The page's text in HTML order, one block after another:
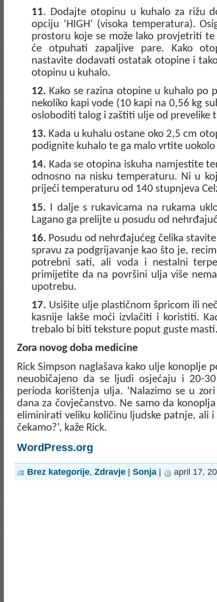
11. Dodajte otopinu u kuhalo za rižu
opciju ‘HIGH’ (visoka temperatura).
prostoru koje se može lako provjetriti
će otpuhati zapaljive pare. Kako
nastavite dodavati ostatak otopine i
otopinu u kuhalo.
12. Kako se razina otopine u kuhalo po
nekoliko kapi vode (10 kapi na 0,56 kg
osloboditi talog i zaštiti ulje od prevelike
13. Kada u kuhalu ostane oko 2,5 cm
podignite kuhalo te ga malo vrtite
14. Kada se otopina iskuha namjestite
odnosno na nisku temperaturu. Ni u
prijeći temperaturu od 140 stupnjeva
15. I dalje s rukavicama na rukama
Lagano ga prelijte u posudu od
16. Posudu od nehrđajućeg čelika
spravu za podgrijavanje kao što je,
potrebni sati, ali voda i nestalni
primijetite da na površini ulja više
upotrebu.
17. Usišite ulje plastičnom špricom ili
kasnije lakše moći izvlačiti i koristiti.
trebalo bi biti teksture poput guste
Zora novog doba medicine
Rick Simpson naglašava kako ulje konoplje
neuobičajeno da se ljudi osjećaju i 20-
perioda korištenja ulja. ‘Nalazimo se u
dana za čovječanstvo. Ne samo da
eliminirati veliku količinu ljudske patnje, ali
čekamo?’, kaže Rick.
WordPress.org
Brez kategorije, Zdravje | Sonja | april 17,